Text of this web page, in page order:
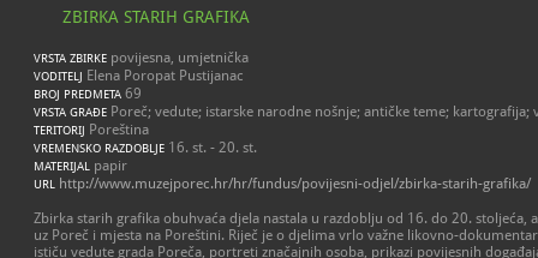
ZBIRKA STARIH GRAFIKA
VRSTA ZBIRKE povijesna, umjetnička
VODITELJ Elena Poropat Pustijanac
BROJ PREDMETA 69
VRSTA GRAĐE Poreč; vedute; istarske narodne nošnje; antičke teme;
TERITORIJ Poreština
VREMENSKO RAZDOBLJE 16. st. - 20. st.
MATERIJAL papir
URL http://www.muzejporec.hr/hr/fundus/povijesni-odjel/zbirka-starih-grafika/
Zbirka starih grafika obuhvaća djela nastala u razdoblju od 16. do 20. stoljeća,
uz Poreč i mjesta na Poreštini. Riječ je o djelima vrlo važne likovno-
ističu vedute grada Poreča, portreti značajnih osoba, prikazi povijesnih